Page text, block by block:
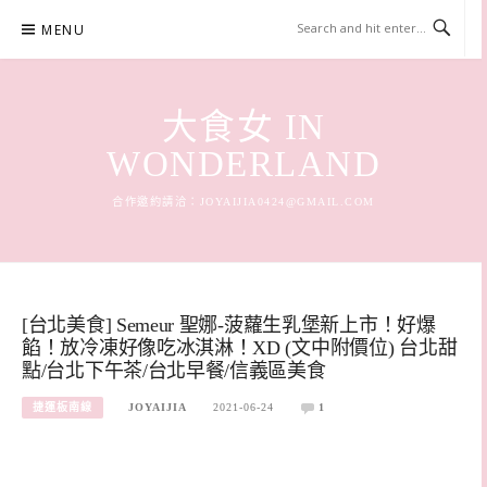
content
MENU
大食女 IN
WONDERLAND
合作邀約請洽： JOYAIJIA0424@GMAIL.COM
[台北美食] Semeur 聖娜-菠蘿生乳堡新上市！好爆
餡！放冷凍好像吃冰淇淋！XD (文中附價位) 台北甜
點/台北下午茶/台北早餐/信義區美食
捷運板南線 JOYAIJIA 2021-06-24 1